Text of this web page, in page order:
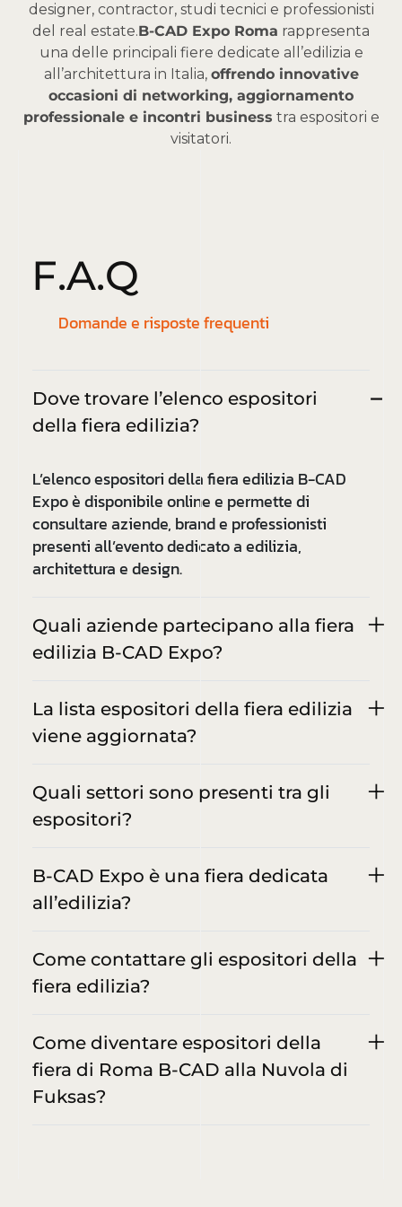
designer, contractor, studi tecnici e professionisti
del real estate.B-CAD Expo Roma rappresenta
una delle principali fiere dedicate all’edilizia e
all’architettura in Italia, offrendo innovative
occasioni di networking, aggiornamento
professionale e incontri business tra espositori e
visitatori.
F.A.Q
Domande e risposte frequenti
Dove trovare l’elenco espositori
della fiera edilizia?
L’elenco espositori della fiera edilizia B-CAD
Expo è disponibile online e permette di
consultare aziende, brand e professionisti
presenti all’evento dedicato a edilizia,
architettura e design.
Quali aziende partecipano alla fiera
edilizia B-CAD Expo?
La lista espositori della fiera edilizia
viene aggiornata?
Quali settori sono presenti tra gli
espositori?
B-CAD Expo è una fiera dedicata
all’edilizia?
Come contattare gli espositori della
fiera edilizia?
Come diventare espositori della
fiera di Roma B-CAD alla Nuvola di
Fuksas?